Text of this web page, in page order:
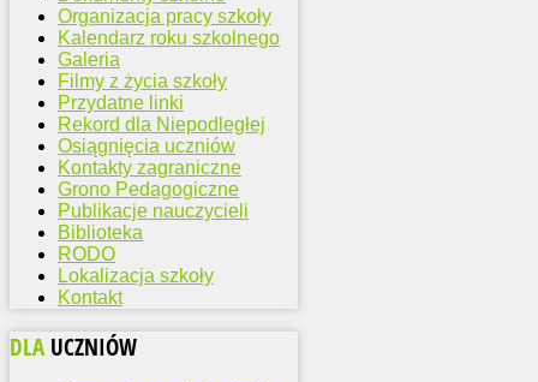
Organizacja pracy szkoły
Kalendarz roku szkolnego
Galeria
Filmy z życia szkoły
Przydatne linki
Rekord dla Niepodległej
Osiągnięcia uczniów
Kontakty zagraniczne
Grono Pedagogiczne
Publikacje nauczycieli
Biblioteka
RODO
Lokalizacja szkoły
Kontakt
DLA UCZNIÓW